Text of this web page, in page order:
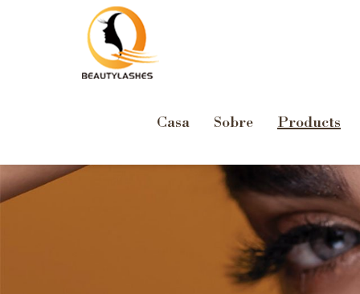
Casa Sobre Products